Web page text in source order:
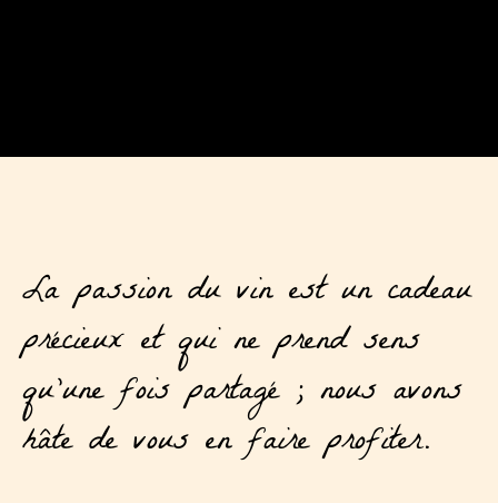
La passion du vin est un cadeau
précieux et qui ne prend sens
qu’une fois partagé ; nous avons
hâte de vous en faire profiter.